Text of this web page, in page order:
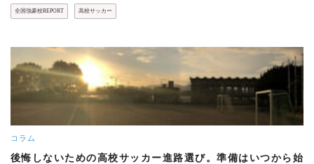
全国強豪校REPORT 高校サッカー
コラム
後悔しないための高校サッカー進路選び。準備はいつから始